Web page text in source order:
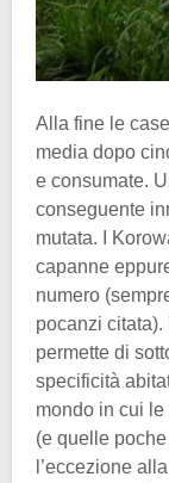
Alla fine le
media dopo
e consumate.
conseguente
mutata. I
capanne
numero
pocanzi citata).
permette di
specificità
mondo in cui le
(e quelle
l’eccezione